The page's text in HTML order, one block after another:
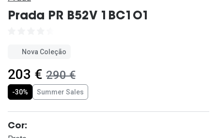
Prada PR B52V 1BC1O1
Nova Coleção
agora:
203 € era:
290 €
-30% Summer Sales
Cor: